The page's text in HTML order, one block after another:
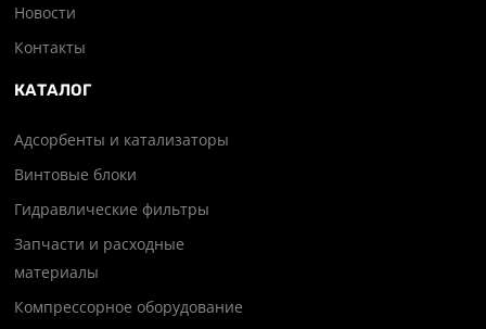
Новости
Контакты
КАТАЛОГ
Адсорбенты и катализаторы
Винтовые блоки
Гидравлические фильтры
Запчасти и расходные
материалы
Компрессорное оборудование